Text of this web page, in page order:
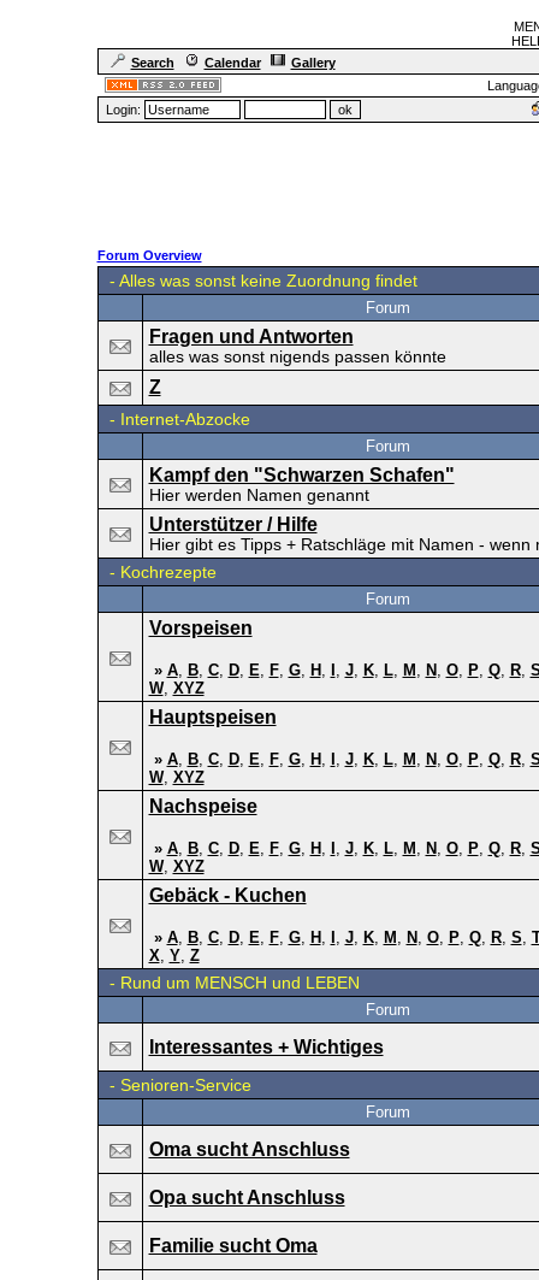
Search
Calendar
Gallery
Login:
Forum Overview
- Alles was sonst keine Zuordnung findet
Forum
Fragen und Antworten
alles was sonst nigends passen könnte
Z
- Internet-Abzocke
Forum
Kampf den "Schwarzen Schafen"
Hier werden Namen genannt
Unterstützer / Hilfe
Hier gibt es Tipps + Ratschläge mit Namen - wenn
- Kochrezepte
Forum
Vorspeisen
» A, B, C, D, E, F, G, H , , J, K, L, M , N , O, P, Q, R,
W, XYZ
Hauptspeisen
» A, B, C, D, E, F, G, H , , J, K, L, M , N , O, P, Q, R,
W, XYZ
Nachspeise
» A, B, C, D, E, F, G, H , , J, K, L, M , N , O, P, Q, R,
W, XYZ
Gebäck - Kuchen
» A, B, C, D, E, F, G, H , , J, K, M , N , O, P, Q, R, S,
X, Y, Z
- Rund um MENSCH und LEBEN
Forum
Interessantes + Wichtiges
- Senioren-Service
Forum
Oma sucht Anschluss
Opa sucht Anschluss
Familie sucht Oma